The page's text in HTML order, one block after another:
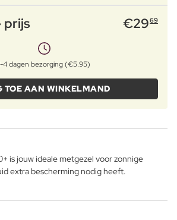
prijs €2969
4 dagen bezorging (€5.95)
TOE AAN WINKELMAND
is jouw ideale metgezel voor zonnige
extra bescherming nodig heeft.